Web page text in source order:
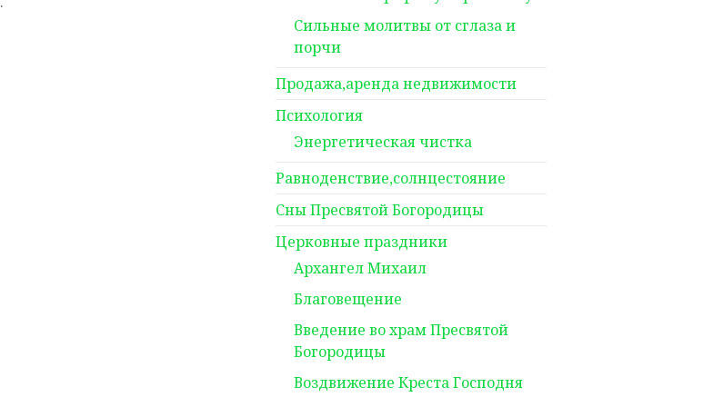
Сильные молитвы от сглаза и
порчи
Продажа,аренда недвижимости
Психология
Энергетическая чистка
Равноденствие,солнцестояние
Сны Пресвятой Богородицы
Церковные праздники
Архангел Михаил
Благовещение
Введение во храм Пресвятой
Богородицы
Воздвижение Креста Господня